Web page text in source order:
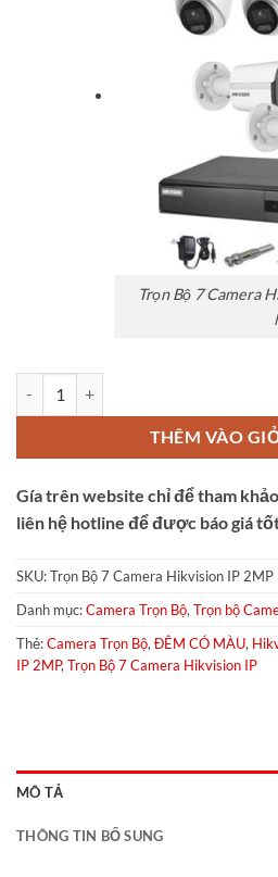
Trọn Bộ 7 Camera
THÊM VÀO
Gía trên website chỉ để tham
liên hệ hotline để được báo giá
SKU:Trọn Bộ 7 Camera Hikvision IP 2MP
Danh mục:Camera Trọn Bộ, Trọn bộ
Thẻ:Camera Trọn Bộ, ĐÊM CÓ MÀU,
IP 2MP, Trọn Bộ 7 Camera Hikvision IP
MÔ TẢ
THÔNG TIN BỔ SUNG